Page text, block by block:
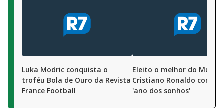
Luka Modric conquista o
troféu Bola de Ouro da Revista
France Football
Eleito o melhor do
Cristiano Ronaldo
'ano dos sonhos'